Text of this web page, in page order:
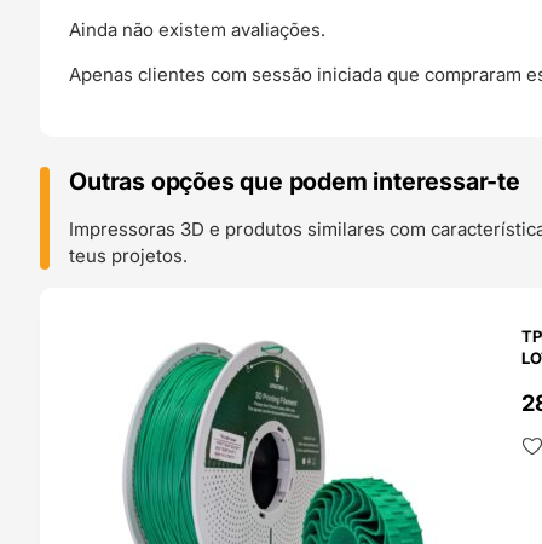
Ainda não existem avaliações.
Apenas clientes com sessão iniciada que compraram
Outras opções que podem interessar-te
Impressoras 3D e produtos similares com
teus projetos.